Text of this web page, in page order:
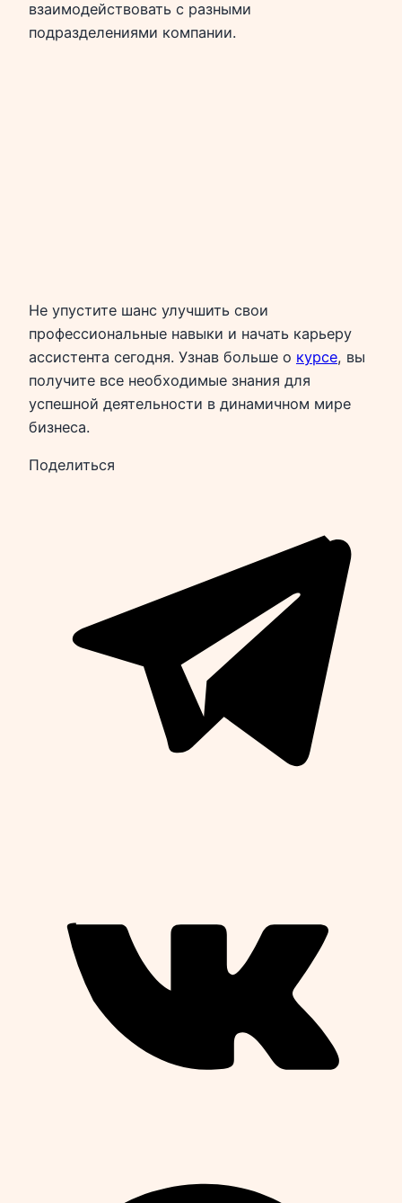
взаимодействовать с разными
подразделениями компании.
Не упустите шанс улучшить свои
профессиональные навыки и начать карьеру
ассистента сегодня. Узнав больше о курсе, вы
получите все необходимые знания для
успешной деятельности в динамичном мире
бизнеса.
Поделиться